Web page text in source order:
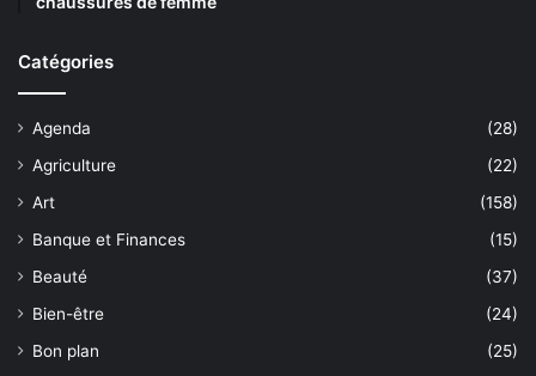
Catégories
Agenda
(28)
Agriculture
(22)
Art
(158)
Banque et Finances
(15)
Beauté
(37)
Bien-être
(24)
Bon plan
(25)